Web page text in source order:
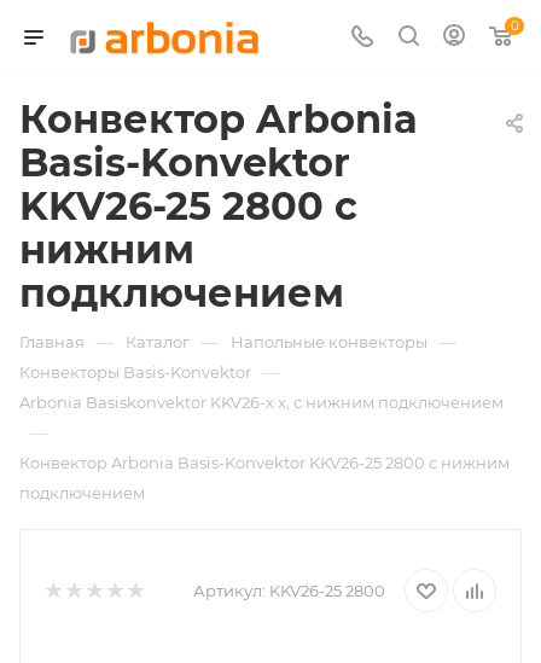
0
Конвектор Arbonia
Basis-Konvektor
KKV26-25 2800 с
нижним
подключением
Главная — Каталог — Напольные конвекторы —
Конвекторы Basis-Konvektor —
Arbonia Basiskonvektor KKV26-х x, с нижним подключением
—
Конвектор Arbonia Basis-Konvektor KKV26-25 2800 с нижним
подключением
Артикул: KKV26-25 2800